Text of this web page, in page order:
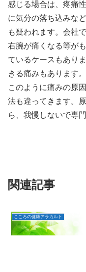
感じる場合は、疼痛
に気分の落ち込みな
も疑われます。会社
右腕が痛くなる等が
ているケースもあり
きる痛みもあります。
このように痛みの原
法も違ってきます。
ら、我慢しないで専
関連記事
こころの健康アラカルト